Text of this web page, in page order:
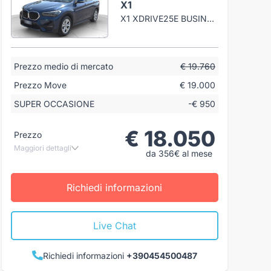
X1
X1 XDRIVE25E BUSINESS ADVANTAGE AUTO + TETTO APRIBILE
Prezzo medio di mercato
€ 19.760
Prezzo Move
€ 19.000
SUPER OCCASIONE
-€ 950
Prezzo
Maggiori dettagli € 18.050
da 356€ al mese
Richiedi informazioni
Live Chat
Richiedi informazioni +390454500487